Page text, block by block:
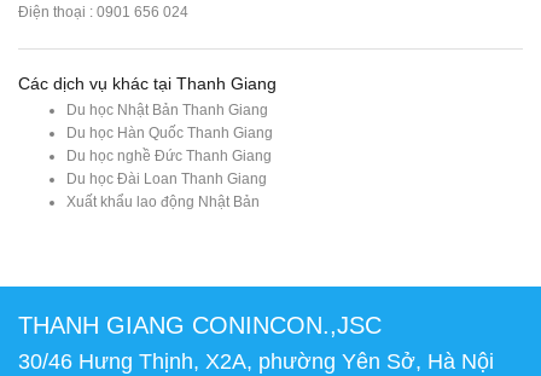
Điện thoại : 0901 656 024
Các dịch vụ khác tại Thanh Giang
Du học Nhật Bản Thanh Giang
Du học Hàn Quốc Thanh Giang
Du học nghề Đức Thanh Giang
Du học Đài Loan Thanh Giang
Xuất khẩu lao động Nhật Bản
THANH GIANG CONINCON.,JSC
30/46 Hưng Thịnh, X2A, phường Yên Sở, Hà Nội